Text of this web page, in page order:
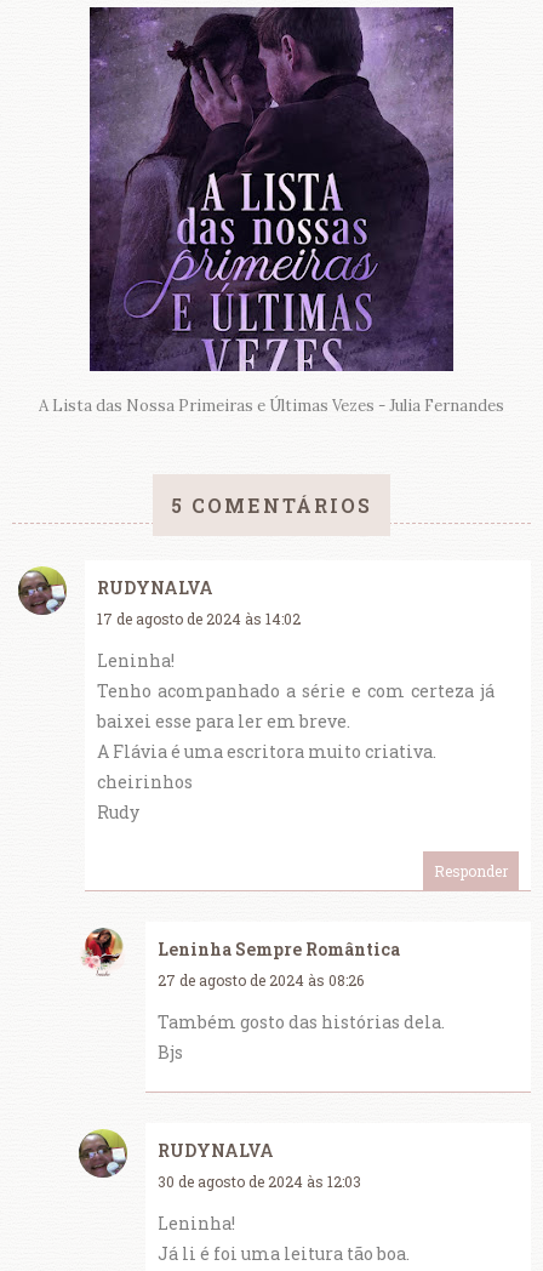
A Lista das Nossa Primeiras e Últimas Vezes - Julia Fernandes
5 COMENTÁRIOS
RUDYNALVA
17 de agosto de 2024 às 14:02
Leninha!
Tenho acompanhado a série e com certeza já
baixei esse para ler em breve.
A Flávia é uma escritora muito criativa.
cheirinhos
Rudy
Responder
Leninha Sempre Romântica
27 de agosto de 2024 às 08:26
Também gosto das histórias dela.
Bjs
RUDYNALVA
30 de agosto de 2024 às 12:03
Leninha!
Já li é foi uma leitura tão boa.